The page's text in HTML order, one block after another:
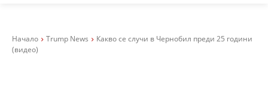
Начало Trump News
Какво се случи в Чернобил преди 25 години
(видео)